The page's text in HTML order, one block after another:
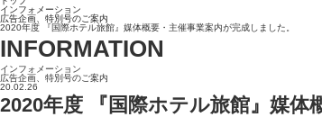
インフォメーション
広告企画、特別号のご案内
2020年度 『国際ホテル旅館』媒体概要・主催事業案内が完成しました。
INFORMATION
インフォメーション
広告企画、特別号のご案内
20.02.26
2020年度 『国際ホテル旅館』媒体